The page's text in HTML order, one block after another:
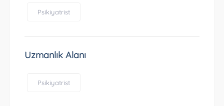
Psikiyatrist
Uzmanlık Alanı
Psikiyatrist